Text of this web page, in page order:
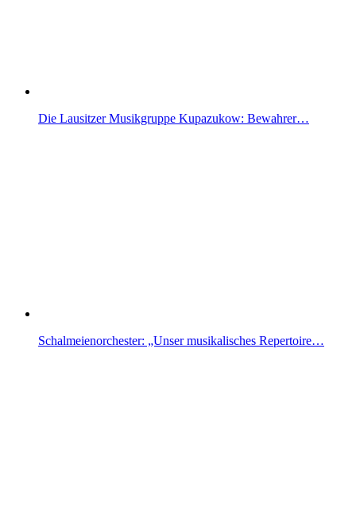
Die Lausitzer Musikgruppe Kupazukow: Bewahrer…
Schalmeienorchester: „Unser musikalisches Repertoire…